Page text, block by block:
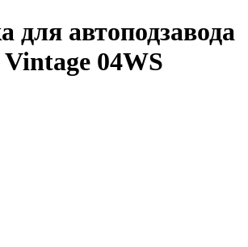
для автоподзавода
04WS